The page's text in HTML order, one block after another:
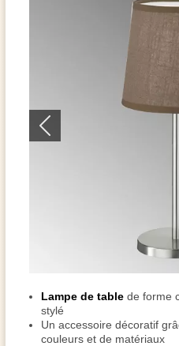
Lampe de table de forme
stylé
Un accessoire décoratif
couleurs et de matériaux